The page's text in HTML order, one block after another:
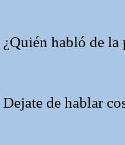
¿Quién habló de la
Dejate de hablar